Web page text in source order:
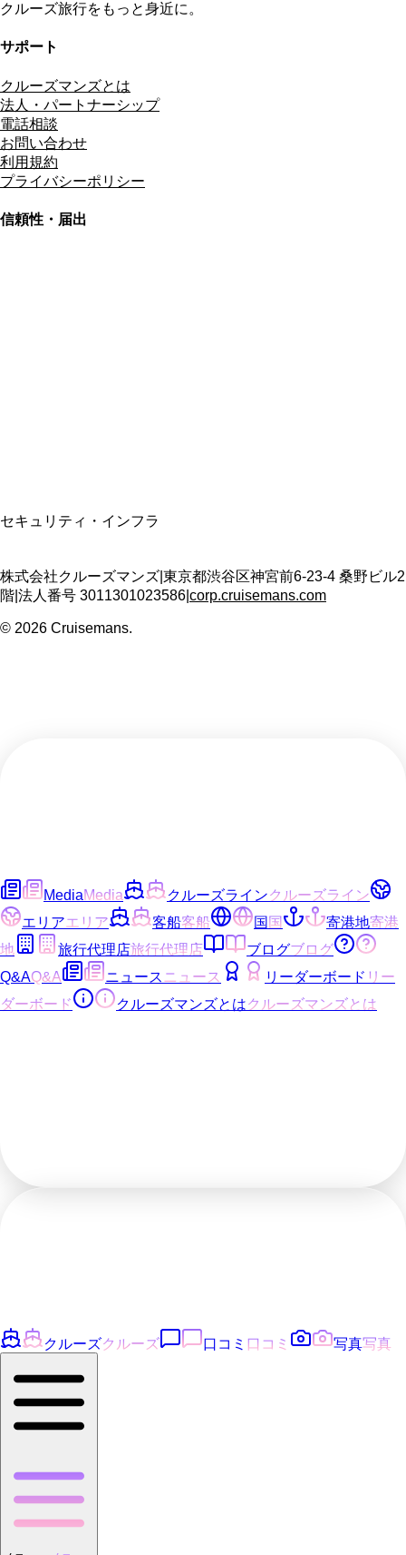
クルーズ旅行をもっと身近に。
サポート
クルーズマンズとは
法人・パートナーシップ
電話相談
お問い合わせ
利用規約
プライバシーポリシー
信頼性・届出
セキュリティ・インフラ
株式会社クルーズマンズ 東京都渋谷区神宮前6-23-4 桑野ビル2
階 法人番号 3011301023586 corp.cruisemans.com
© 2026 Cruisemans.
MediaMedia クルーズラインクルーズライン
エリアエリア 客船客船 国国 寄港地寄港
地
旅行代理店旅行代理店 ブログブログ
Q&AQ&A ニュース ニュース リーダーボード リー
ダーボード
クルーズマンズとはクルーズマンズとは
クルーズクルーズ 口コミ 口コミ 写真写真